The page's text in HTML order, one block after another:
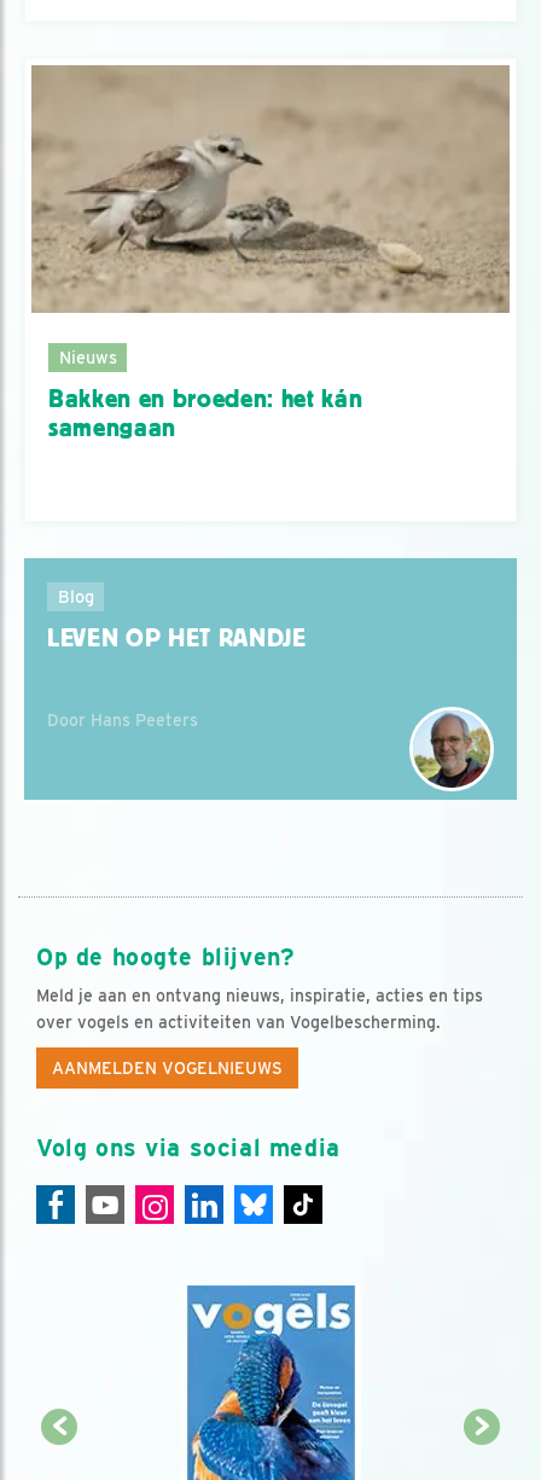
Nieuws
Bakken en broeden: het kán
samengaan
Blog
LEVEN OP HET RANDJE
Door Hans Peeters
Op de hoogte blijven?
Meld je aan en ontvang nieuws, inspiratie, acties en tips
over vogels en activiteiten van Vogelbescherming.
AANMELDEN VOGELNIEUWS
Volg ons via social media